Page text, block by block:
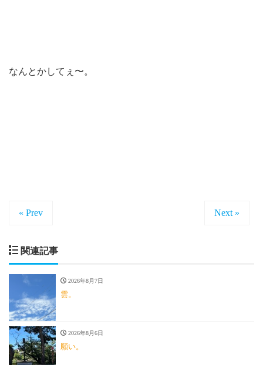
なんとかしてぇ〜。
« Prev Next »
関連記事
2026年8月7日
雲。
2026年8月6日
願い。